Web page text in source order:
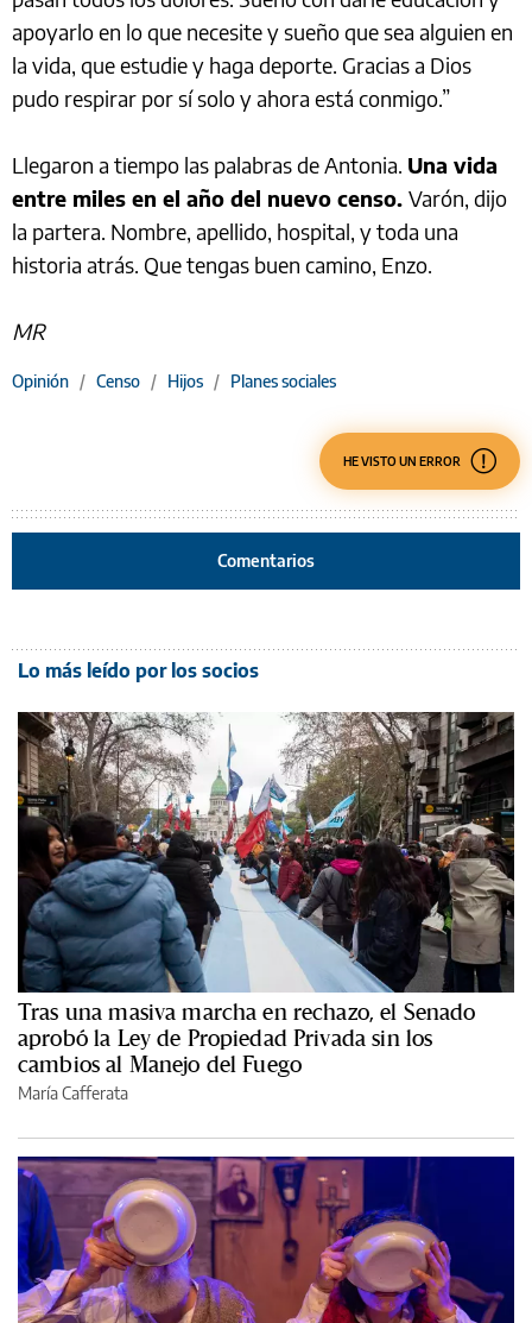
apoyarlo en lo que necesite y sueño que sea alguien en
la vida, que estudie y haga deporte. Gracias a Dios
pudo respirar por sí solo y ahora está conmigo.”
Llegaron a tiempo las palabras de Antonia. Una vida
entre miles en el año del nuevo censo. Varón, dijo
la partera. Nombre, apellido, hospital, y toda una
historia atrás. Que tengas buen camino, Enzo.
MR
Opinión / Censo / Hijos / Planes sociales
HE VISTO UN ERROR
Comentarios
Lo más leído por los socios
Tras una masiva marcha en rechazo, el Senado
aprobó la Ley de Propiedad Privada sin los
cambios al Manejo del Fuego
María Cafferata